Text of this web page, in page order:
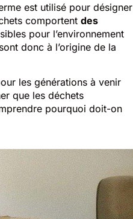
est utilisé pour désigner
comportent des
pour l’environnement
donc à l’origine de la
les générations à venir
que les déchets
pourquoi doit-on